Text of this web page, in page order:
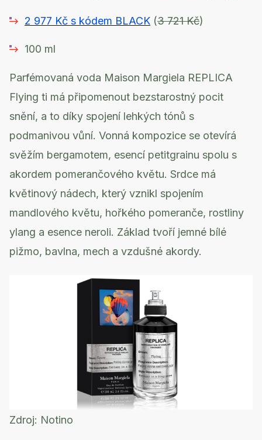
2 977 Kč s kódem BLACK (3 721 Kč)
100 ml
Parfémovaná voda Maison Margiela REPLICA
Flying ti má připomenout bezstarostný pocit
snění, a to díky spojení lehkých tónů s
podmanivou vůní. Vonná kompozice se otevírá
svěžím bergamotem, esencí petitgrainu spolu s
akordem pomerančového květu. Srdce má
květinový nádech, který vznikl spojením
mandlového květu, hořkého pomeranče, rostliny
ylang a esence neroli. Základ tvoří jemné bílé
pižmo, bavlna, mech a vzdušné akordy.
Zdroj: Notino